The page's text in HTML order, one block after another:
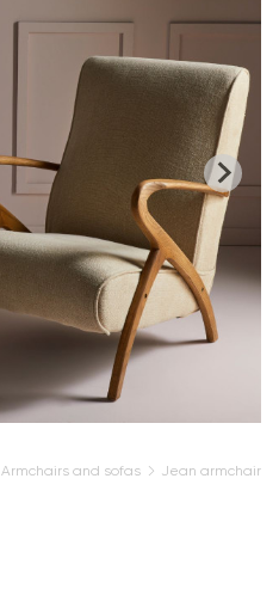
Armchairs and sofas Jean armchair